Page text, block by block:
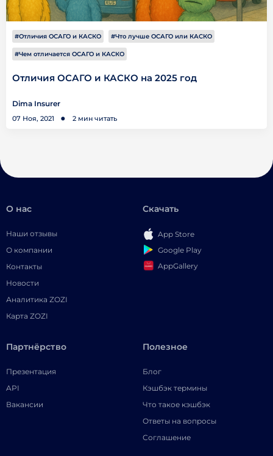
#Отличия ОСАГО и КАСКО #Что лучше ОСАГО или КАСКО
#Чем отличается ОСАГО и КАСКО
Отличия ОСАГО и КАСКО на 2025 год
Dima Insurer
07 Ноя, 2021 2 мин читать
О нас
Наши отзывы
О компании
Контакты
Новости
Аналитика ZOZI
Карта ZOZI
Скачать
App Store
Google Play
AppGallery
Партнёрство
Презентация
API
Вакансии
Полезное
Блог
Кэшбэк термины
Что такое кэшбэк
Ответы на вопросы
Соглашение